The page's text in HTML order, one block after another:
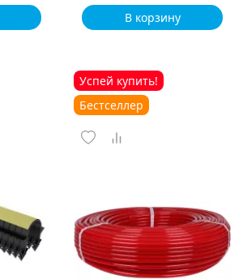
В корзину
Успей купить!
Бестселлер